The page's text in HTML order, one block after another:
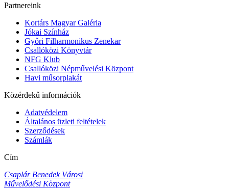
Partnereink
Kortárs Magyar Galéria
Jókai Színház
Győri Filharmonikus Zenekar
Csallóközi Könyvtár
NFG Klub
Csallóközi Népművelési Központ
Havi műsorplakát
Közérdekű információk
Adatvédelem
Általános üzleti feltételek
Szerződések
Számlák
Cím
Csaplár Benedek Városi
Művelődési Központ